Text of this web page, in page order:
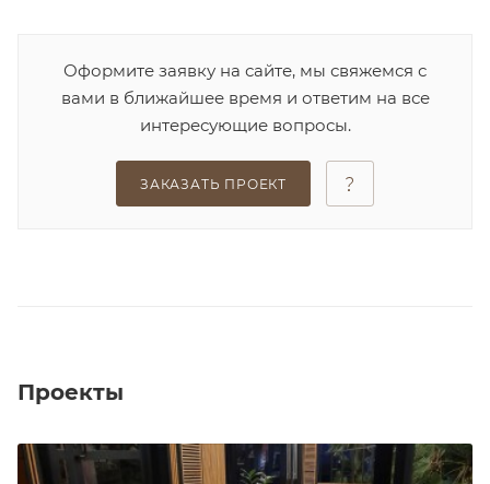
Оформите заявку на сайте, мы свяжемся с
вами в ближайшее время и ответим на все
интересующие вопросы.
ЗАКАЗАТЬ ПРОЕКТ
Проекты